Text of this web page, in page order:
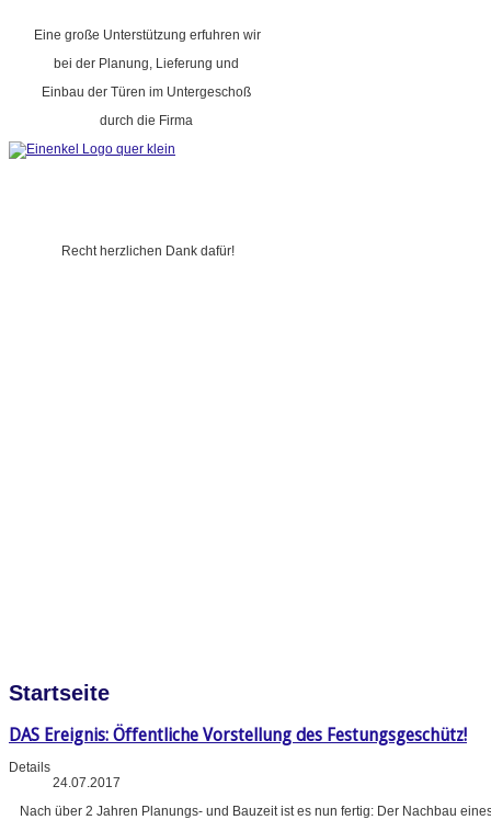
Eine große Unterstützung erfuhren wir
bei der Planung, Lieferung und
Einbau der Türen im Untergeschoß
durch die Firma
Recht herzlichen Dank dafür!
Startseite
DAS Ereignis: Öffentliche Vorstellung des Festungsgeschütz!
Details
24.07.2017
Nach über 2 Jahren Planungs- und Bauzeit ist es nun fertig: Der Nachbau